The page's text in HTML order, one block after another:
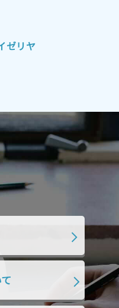
2021年11月
2020年11月
2020年8月
2020年5月
2020年2月
ゼリヤ